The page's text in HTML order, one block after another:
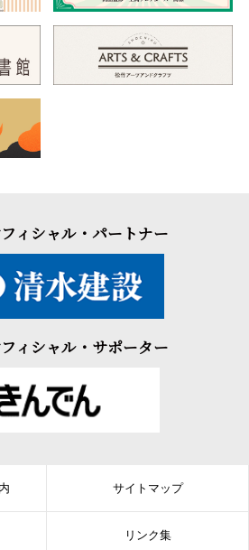
ィシャル・パートナー
ィシャル・サポーター
サイトマップ
リンク集